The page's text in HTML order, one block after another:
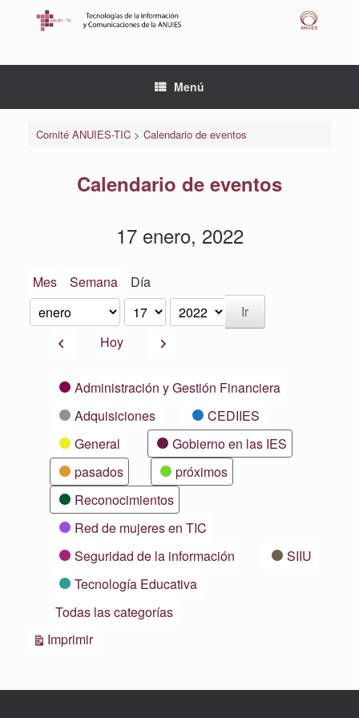
Menú
Comité ANUIES-TIC> Calendario de eventos
Calendario de eventos
17 enero, 2022
Mes Semana Día
Mes
Día
Año
AnteriorHoy Siguiente
CategoríasAdministración y Gestión Financiera
Adquisiciones
CEDIIES
General
Gobierno en las IES
pasados
próximos
Reconocimientos
Red de mujeres en TIC
Seguridad de la información
SIIU
Tecnología Educativa
Todas las categorías
ImprimirVistas